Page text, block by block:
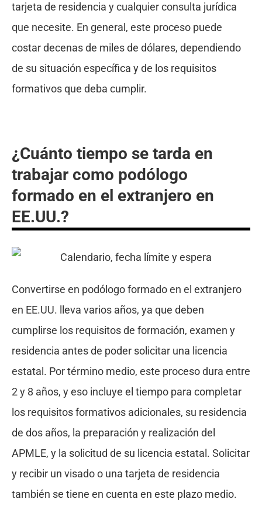
tarjeta de residencia y cualquier consulta jurídica
que necesite. En general, este proceso puede
costar decenas de miles de dólares, dependiendo
de su situación específica y de los requisitos
formativos que deba cumplir.
¿Cuánto tiempo se tarda en
trabajar como podólogo
formado en el extranjero en
EE.UU.?
Convertirse en podólogo formado en el extranjero
en EE.UU. lleva varios años, ya que deben
cumplirse los requisitos de formación, examen y
residencia antes de poder solicitar una licencia
estatal. Por término medio, este proceso dura entre
2 y 8 años, y eso incluye el tiempo para completar
los requisitos formativos adicionales, su residencia
de dos años, la preparación y realización del
APMLE, y la solicitud de su licencia estatal. Solicitar
y recibir un visado o una tarjeta de residencia
también se tiene en cuenta en este plazo medio.